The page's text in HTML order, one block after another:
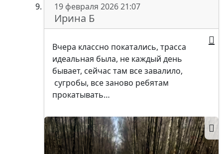
19 февраля 2026 21:07
Ирина Б
Вчера классно покатались, трасса
идеальная была, не каждый день
бывает, сейчас там все завалило,
сугробы, все заново ребятам
прокатывать…